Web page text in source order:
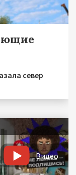
север
Видео